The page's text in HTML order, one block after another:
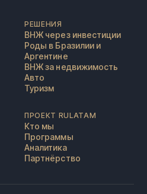
РЕШЕНИЯ
ВНЖ через инвестиции
Роды в Бразилии и
Аргентине
ВНЖ за недвижимость
Авто
Туризм
ПРОЕКТ RULATAM
Кто мы
Программы
Аналитика
Партнёрство